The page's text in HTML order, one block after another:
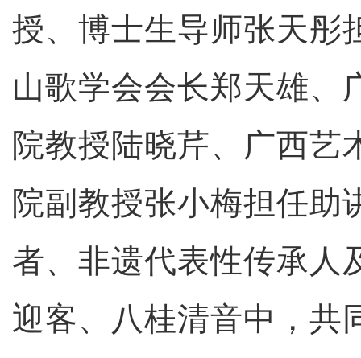
授、博士生导师张天彤
山歌学会会长郑天雄、
院教授陆晓芹、广西艺
院副教授张小梅担任助
者、非遗代表性传承人
迎客、八桂清音中，共